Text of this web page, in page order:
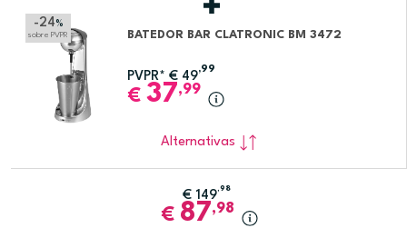
-24 %
sobre PVPR BATEDOR BAR CLATRONIC BM 3472
PVPR* € 49
,99
€ 37,99
Alternativas
€ 149,98
€ 87,98